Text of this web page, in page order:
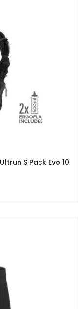
S Pack Evo 10